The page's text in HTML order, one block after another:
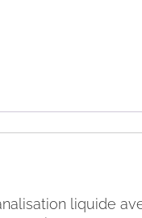
liquide